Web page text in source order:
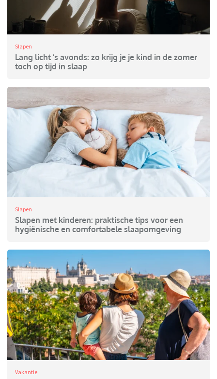
Slapen
Lang licht ’s avonds: zo krijg je je kind in de zomer
toch op tijd in slaap
Slapen
Slapen met kinderen: praktische tips voor een
hygiënische en comfortabele slaapomgeving
Vakantie